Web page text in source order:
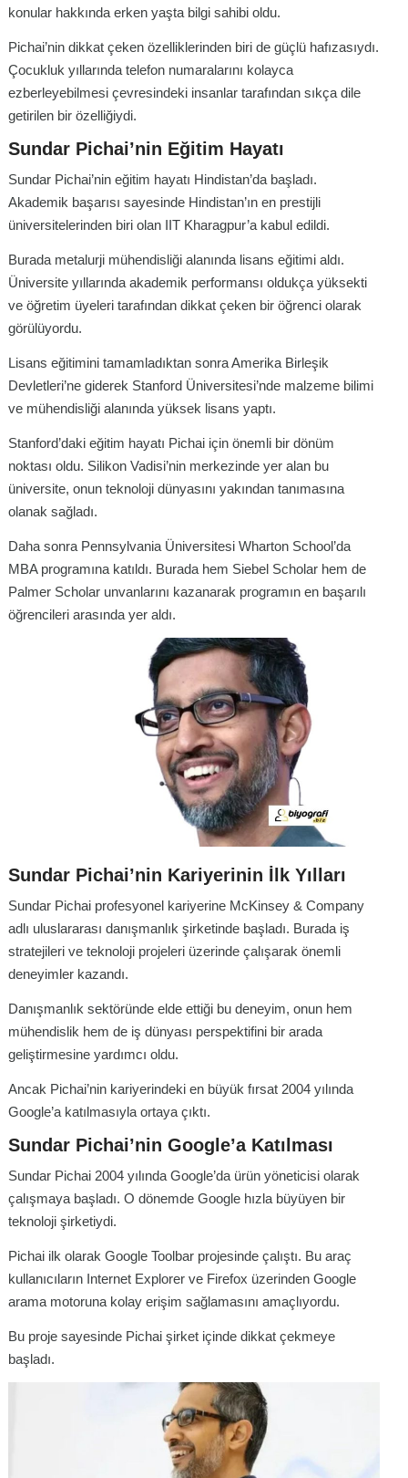
konular hakkında erken yaşta bilgi sahibi oldu.
Pichai’nin dikkat çeken özelliklerinden biri de güçlü hafızasıydı.
Çocukluk yıllarında telefon numaralarını kolayca
ezberleyebilmesi çevresindeki insanlar tarafından sıkça dile
getirilen bir özelliğiydi.
Sundar Pichai’nin Eğitim Hayatı
Sundar Pichai’nin eğitim hayatı Hindistan’da başladı.
Akademik başarısı sayesinde Hindistan’ın en prestijli
üniversitelerinden biri olan IIT Kharagpur’a kabul edildi.
Burada metalurji mühendisliği alanında lisans eğitimi aldı.
Üniversite yıllarında akademik performansı oldukça yüksekti
ve öğretim üyeleri tarafından dikkat çeken bir öğrenci olarak
görülüyordu.
Lisans eğitimini tamamladıktan sonra Amerika Birleşik
Devletleri’ne giderek Stanford Üniversitesi’nde malzeme bilimi
ve mühendisliği alanında yüksek lisans yaptı.
Stanford’daki eğitim hayatı Pichai için önemli bir dönüm
noktası oldu. Silikon Vadisi’nin merkezinde yer alan bu
üniversite, onun teknoloji dünyasını yakından tanımasına
olanak sağladı.
Daha sonra Pennsylvania Üniversitesi Wharton School’da
MBA programına katıldı. Burada hem Siebel Scholar hem de
Palmer Scholar unvanlarını kazanarak programın en başarılı
öğrencileri arasında yer aldı.
Sundar Pichai’nin Kariyerinin İlk Yılları
Sundar Pichai profesyonel kariyerine McKinsey & Company
adlı uluslararası danışmanlık şirketinde başladı. Burada iş
stratejileri ve teknoloji projeleri üzerinde çalışarak önemli
deneyimler kazandı.
Danışmanlık sektöründe elde ettiği bu deneyim, onun hem
mühendislik hem de iş dünyası perspektifini bir arada
geliştirmesine yardımcı oldu.
Ancak Pichai’nin kariyerindeki en büyük fırsat 2004 yılında
Google’a katılmasıyla ortaya çıktı.
Sundar Pichai’nin Google’a Katılması
Sundar Pichai 2004 yılında Google’da ürün yöneticisi olarak
çalışmaya başladı. O dönemde Google hızla büyüyen bir
teknoloji şirketiydi.
Pichai ilk olarak Google Toolbar projesinde çalıştı. Bu araç
kullanıcıların Internet Explorer ve Firefox üzerinden Google
arama motoruna kolay erişim sağlamasını amaçlıyordu.
Bu proje sayesinde Pichai şirket içinde dikkat çekmeye
başladı.